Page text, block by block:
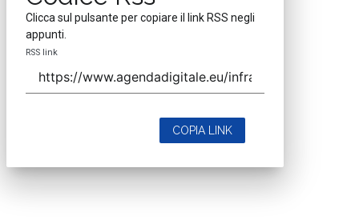
Clicca sul pulsante per copiare il link RSS negli
appunti.
RSS link
COPIA LINK